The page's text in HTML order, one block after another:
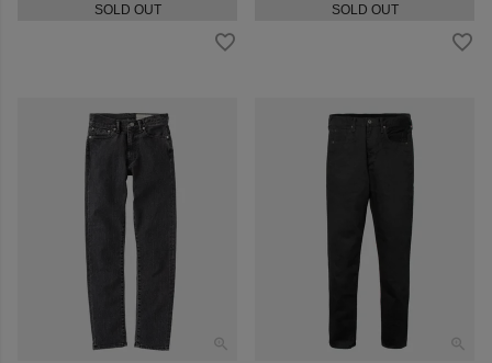
SOLD OUT SOLD OUT